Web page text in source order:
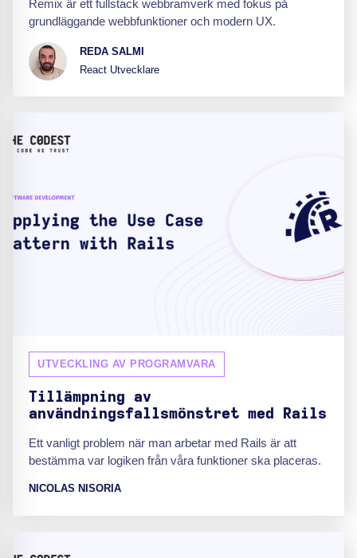
Remix är ett fullstack webbramverk med fokus på
grundläggande webbfunktioner och modern UX.
REDA SALMI
React Utvecklare
UTVECKLING AV PROGRAMVARA
Tillämpning av
användningsfallsmönstret med Rails
Ett vanligt problem när man arbetar med Rails är att
bestämma var logiken från våra funktioner ska placeras.
NICOLAS NISORIA